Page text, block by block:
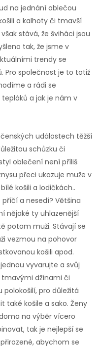
na jednání oblečou
a kalhoty či tmavší
stává, že šviháci jsou
tak, že jsme v
trendy se
Pro společnost je to totiž
a rádi se
a jak je nám v
událostech těžší
schůzku či
oblečení není příliš
přeci ukazuje muže v
košili a lodičkách..
a nesedí? Většina
nějaké ty uhlazenější
potom muži. Stávají se
vezmou na pohovor
košili apod.
vyvarujte a svůj
džínami či
pro důležitá
také košile a sako. Ženy
na výběr vícero
tak je nejlepší se
abychom se